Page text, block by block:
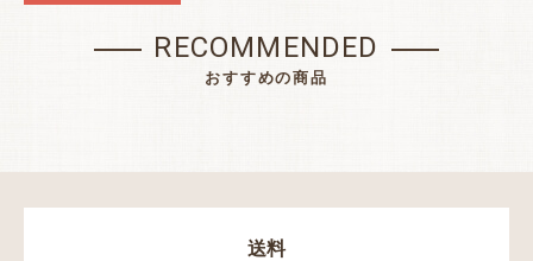
RECOMMENDED
おすすめの商品
送料